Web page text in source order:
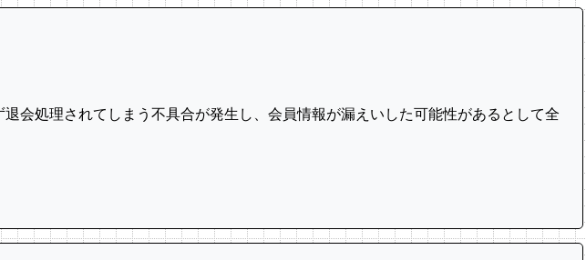
会処理されてしまう不具合が発生し、会員情報が漏えいした可能性があるとして全